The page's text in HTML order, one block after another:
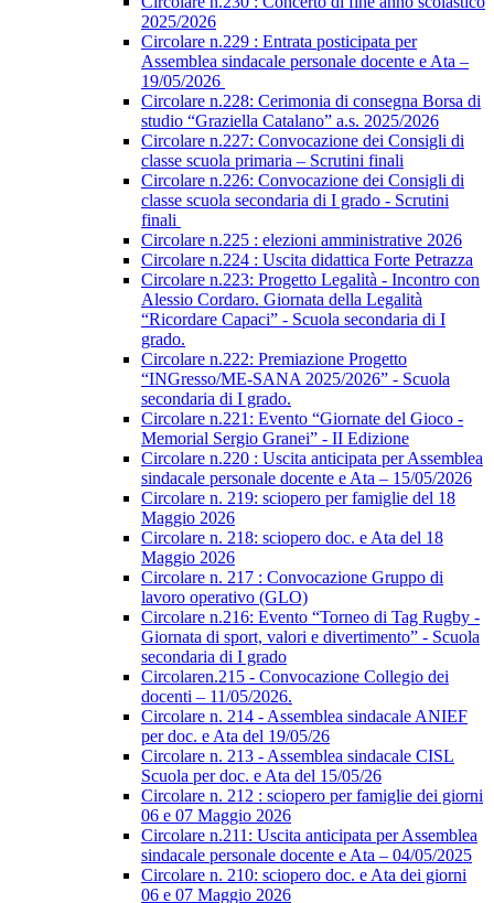
2025/2026
Circolare n.229 : Entrata posticipata per
Assemblea sindacale personale docente e Ata –
19/05/2026
Circolare n.228: Cerimonia di consegna Borsa di
studio “Graziella Catalano” a.s. 2025/2026
Circolare n.227: Convocazione dei Consigli di
classe scuola primaria – Scrutini finali
Circolare n.226: Convocazione dei Consigli di
classe scuola secondaria di I grado - Scrutini
finali
Circolare n.225 : elezioni amministrative 2026
Circolare n.224 : Uscita didattica Forte Petrazza
Circolare n.223: Progetto Legalità - Incontro con
Alessio Cordaro. Giornata della Legalità
“Ricordare Capaci” - Scuola secondaria di I
grado.
Circolare n.222: Premiazione Progetto
“INGresso/ME-SANA 2025/2026” - Scuola
secondaria di I grado.
Circolare n.221: Evento “Giornate del Gioco -
Memorial Sergio Granei” - II Edizione
Circolare n.220 : Uscita anticipata per Assemblea
sindacale personale docente e Ata – 15/05/2026
Circolare n. 219: sciopero per famiglie del 18
Maggio 2026
Circolare n. 218: sciopero doc. e Ata del 18
Maggio 2026
Circolare n. 217 : Convocazione Gruppo di
lavoro operativo (GLO)
Circolare n.216: Evento “Torneo di Tag Rugby -
Giornata di sport, valori e divertimento” - Scuola
secondaria di I grado
Circolaren.215 - Convocazione Collegio dei
docenti – 11/05/2026.
Circolare n. 214 - Assemblea sindacale ANIEF
per doc. e Ata del 19/05/26
Circolare n. 213 - Assemblea sindacale CISL
Scuola per doc. e Ata del 15/05/26
Circolare n. 212 : sciopero per famiglie dei giorni
06 e 07 Maggio 2026
Circolare n.211: Uscita anticipata per Assemblea
sindacale personale docente e Ata – 04/05/2025
Circolare n. 210: sciopero doc. e Ata dei giorni
06 e 07 Maggio 2026